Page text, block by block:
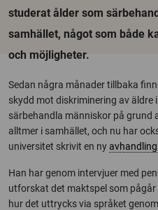
studerat ålder som
samhället, något som både
och möjligheter.
Sedan några månader tillbaka
skydd mot diskriminering av äldre
särbehandla människor på grund
alltmer i samhället, och nu har
universitet skrivit en nyavhandling
Han har genom intervjuer med
utforskat det maktspel som
hur det uttrycks via språket